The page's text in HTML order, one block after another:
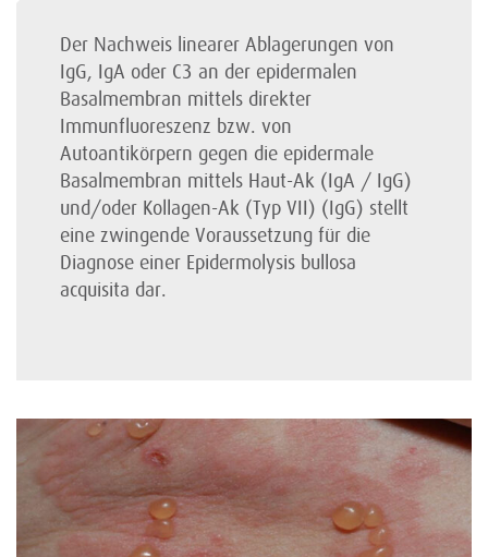
Der Nachweis linearer Ablagerungen von
IgG, IgA oder C3 an der epidermalen
Basalmembran mittels direkter
Immunfluoreszenz bzw. von
Autoantikörpern gegen die epidermale
Basalmembran mittels Haut-Ak (IgA / IgG)
und/oder Kollagen-Ak (Typ VII) (IgG) stellt
eine zwingende Voraussetzung für die
Diagnose einer Epidermolysis bullosa
acquisita dar.